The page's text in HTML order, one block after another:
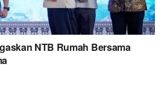
NTB Rumah Bersama